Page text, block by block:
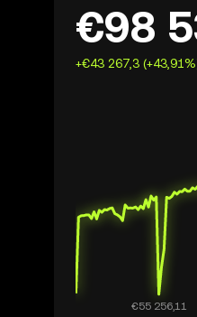
€98
+€43 267,3